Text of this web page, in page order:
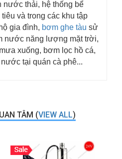
nước thải, hệ thống bể
và trong các khu tập
gia đình, bơm ghe tàu sử
nước năng lượng mặt trời,
xuống, bơm lọc hồ cá,
tại quán cà phê...
TÂM (VIEW ALL)